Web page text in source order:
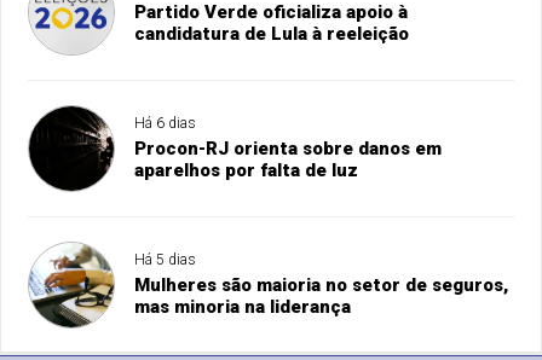
Partido Verde oficializa apoio à
candidatura de Lula à reeleição
Há 6 dias
Procon-RJ orienta sobre danos em
aparelhos por falta de luz
Há 5 dias
Mulheres são maioria no setor de seguros,
mas minoria na liderança